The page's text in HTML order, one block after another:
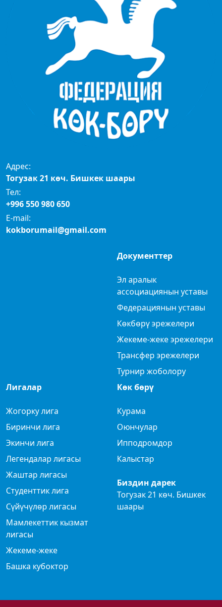
Адрес:
Тогузак 21 көч. Бишкек шаары
Тел:
+996 550 980 650
E-mail:
kokborumail@gmail.com
Документтер
Эл аралык
ассоциациянын уставы
Федерациянын уставы
Көкбөрү эрежелери
Жекеме-жеке эрежелери
Трансфер эрежелери
Турнир жоболору
Лигалар
Жогорку лига
Биринчи лига
Экинчи лига
Легендалар лигасы
Жаштар лигасы
Студенттик лига
Сүйүчүлөр лигасы
Мамлекеттик кызмат
лигасы
Жекеме-жеке
Башка кубоктор
Көк бөрү
Курама
Оюнчулар
Ипподромдор
Калыстар
Биздин дарек
Тогузак 21 көч. Бишкек
шаары